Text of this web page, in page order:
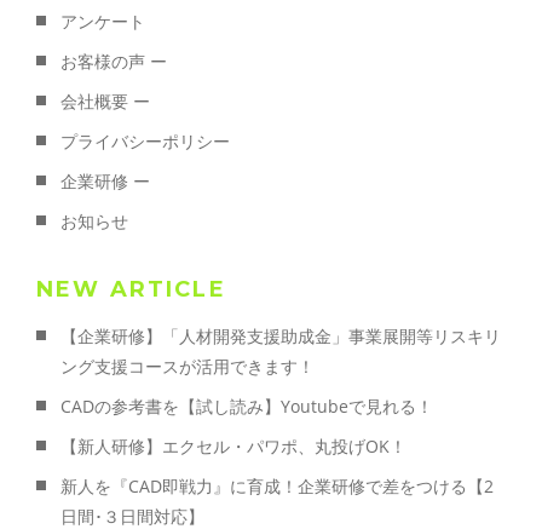
アンケート
お客様の声 ー
会社概要 ー
プライバシーポリシー
企業研修 ー
お知らせ
NEW ARTICLE
【企業研修】「人材開発支援助成金」事業展開等リスキリ
ング支援コースが活用できます！
CADの参考書を【試し読み】Youtubeで見れる！
【新人研修】エクセル・パワポ、丸投げOK！
新人を『CAD即戦力』に育成！企業研修で差をつける【2
日間･３日間対応】